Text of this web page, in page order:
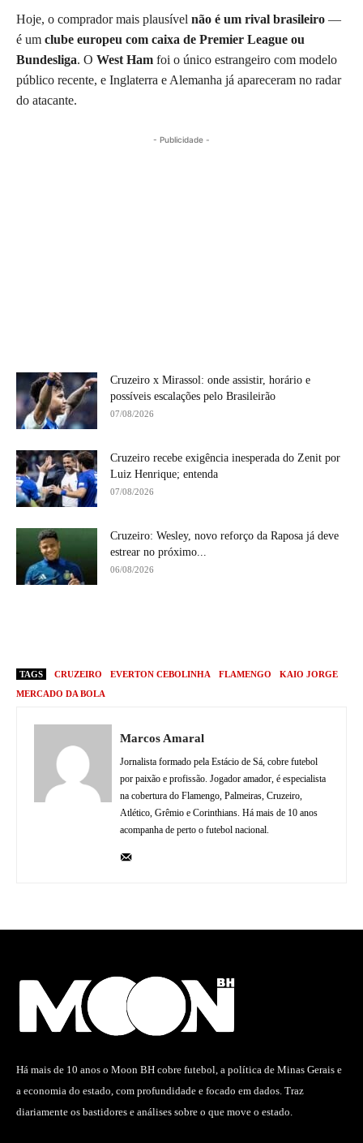
Hoje, o comprador mais plausível não é um rival brasileiro —
é um clube europeu com caixa de Premier League ou
Bundesliga. O West Ham foi o único estrangeiro com modelo
público recente, e Inglaterra e Alemanha já apareceram no radar
do atacante.
- Publicidade -
Cruzeiro x Mirassol: onde assistir, horário e
possíveis escalações pelo Brasileirão
07/08/2026
Cruzeiro recebe exigência inesperada do Zenit por
Luiz Henrique; entenda
07/08/2026
Cruzeiro: Wesley, novo reforço da Raposa já deve
estrear no próximo...
06/08/2026
TAGS CRUZEIRO EVERTON CEBOLINHA FLAMENGO
KAIO JORGE
MERCADO DA BOLA
Marcos Amaral
Jornalista formado pela Estácio de Sá, cobre futebol
por paixão e profissão. Jogador amador, é especialista
na cobertura do Flamengo, Palmeiras, Cruzeiro,
Atlético, Grêmio e Corinthians. Há mais de 10 anos
acompanha de perto o futebol nacional.
Há mais de 10 anos o Moon BH cobre futebol, a política de Minas Gerais e
a economia do estado, com profundidade e focado em dados. Traz
diariamente os bastidores e análises sobre o que move o estado.